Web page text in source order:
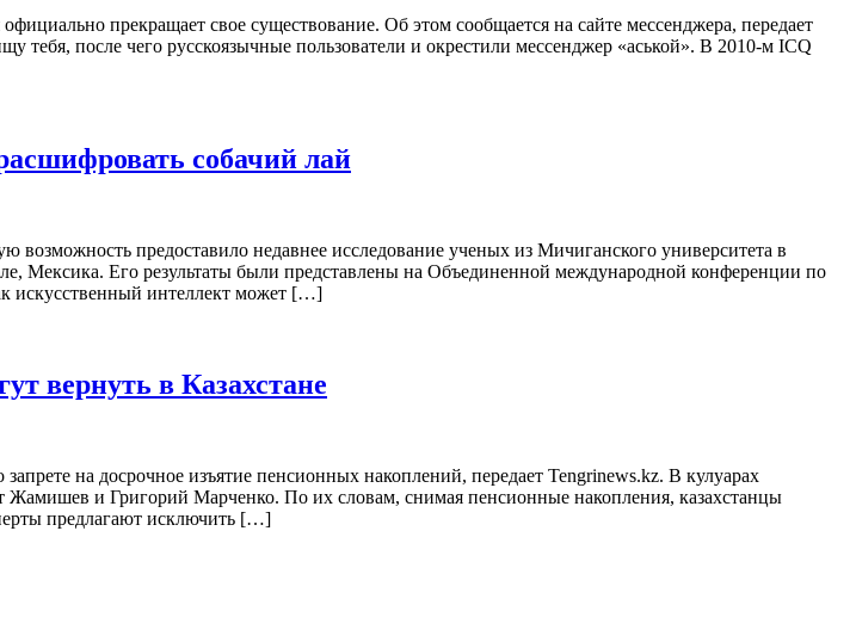
прекращает свое существование. Об этом сообщается на сайте мессенджера, передает
тебя, после чего русскоязычные пользователи и окрестили мессенджер «аськой». В 2010-м ICQ
собачий лай
возможность предоставило недавнее исследование ученых из Мичиганского университета в
Мексика. Его результаты были представлены на Объединенной международной конференции по
искусственный интеллект может […]
вернуть в Казахстане
на досрочное изъятие пенсионных накоплений, передает Tengrinews.kz. В кулуарах
и Григорий Марченко. По их словам, снимая пенсионные накопления, казахстанцы
предлагают исключить […]